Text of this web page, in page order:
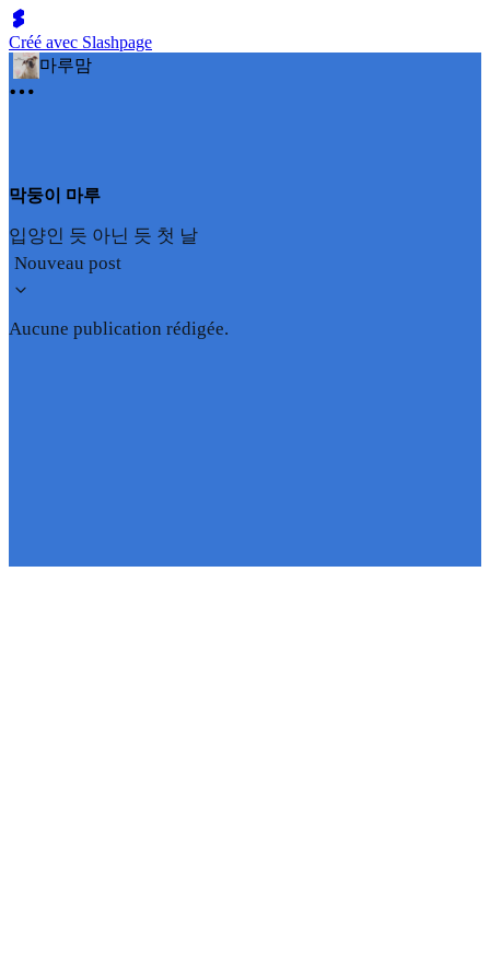
Créé avec Slashpage
마루맘
막둥이 마루
입양인 듯 아닌 듯 첫 날
Nouveau post
Aucune publication rédigée.